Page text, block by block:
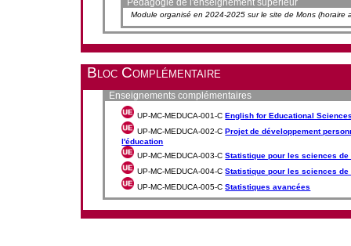
Pédagogie de l'enseignement supérieur
Module organisé en 2024-2025 sur le site de Mons (horaire
Bloc Complémentaire
Enseignements complémentaires
UP-MC-MEDUCA-001-CEnglish for Educational
UP-MC-MEDUCA-002-CProjet de développement
l'éducation
UP-MC-MEDUCA-003-CStatistique pour les sciences de
UP-MC-MEDUCA-004-CStatistique pour les sciences de
UP-MC-MEDUCA-005-CStatistiques avancées